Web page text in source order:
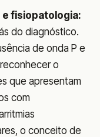
e fisiopatologia:
do diagnóstico.
de onda P e
o
que apresentam
com
o conceito de